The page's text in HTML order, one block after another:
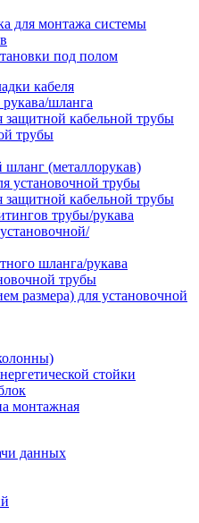
для монтажа системы
под полом
кабеля
шланга
защитной кабельной трубы
трубы
(металлорукав)
установочной трубы
защитной кабельной трубы
трубы/рукава
шланга/рукава
трубы
размера) для установочной
стойки
монтажная
данных